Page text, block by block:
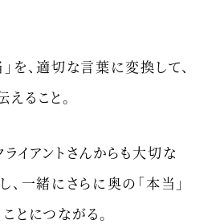
を、適切な言葉に変換して、
ること。
イアントさんからも大切な
、一緒にさらに奥の「本当」
とにつながる。